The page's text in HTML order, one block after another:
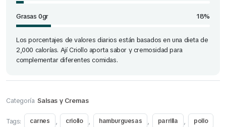
Grasas 0gr 18%
Los porcentajes de valores diarios están basados en una dieta de
2,000 calorías. Ají Criollo aporta sabor y cremosidad para
complementar diferentes comidas.
Categoría Salsas y Cremas
Tags: carnes , criollo , hamburguesas , parrilla , pollo